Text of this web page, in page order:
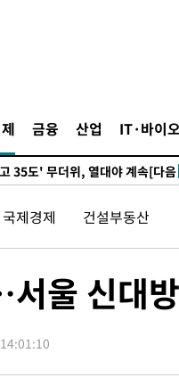
금융 산업 IT·바이오
잠기고 담벼락 붕괴
견…감정가 1.3억원
팀' 일본과 한일전
35도' 무더위, 열대야 계속[다음
협회 "실망과 걱정 안겨드려 죄
최대 150㎜ 비
잠기고 담벼락 붕괴
닷새 만에 숨진 채 발견
팀' 일본과 한일전
국제경제 건설부동산
울 신대